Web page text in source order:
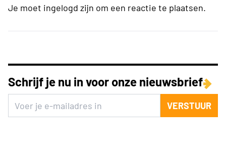
Je moet ingelogd zijn om een reactie te plaatsen.
Schrijf je nu in voor onze nieuwsbrief
VERSTUUR